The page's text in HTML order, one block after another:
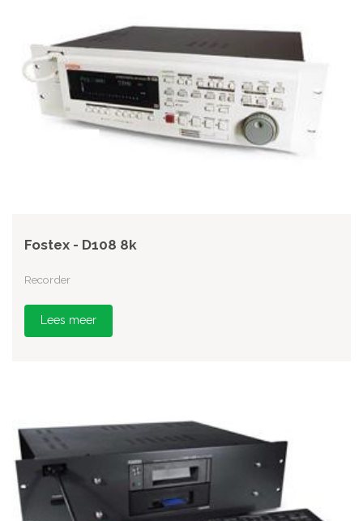
Fostex - D108 8k
Recorder
Lees meer